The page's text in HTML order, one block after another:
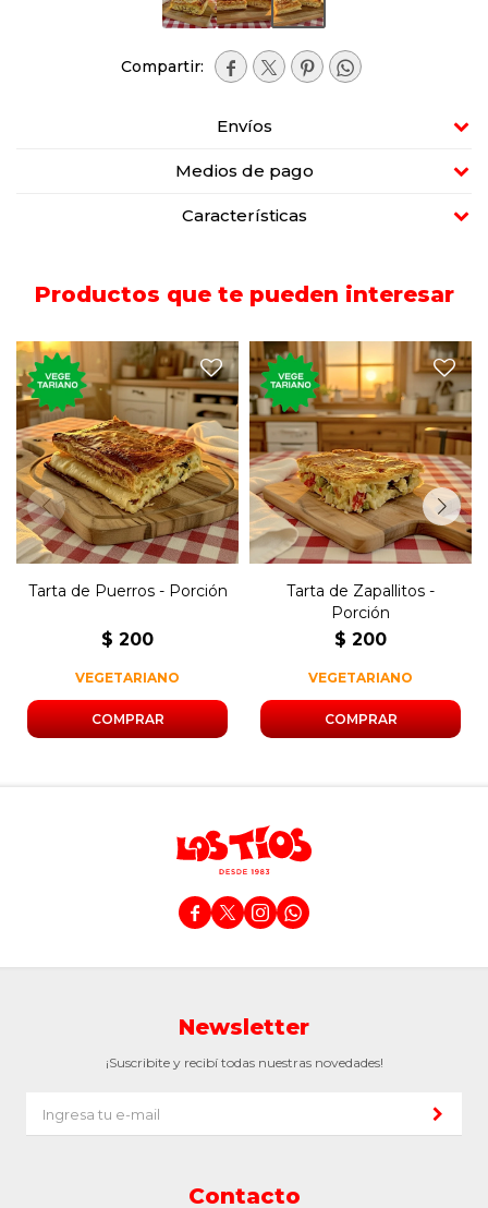
   
Envíos
Medios de pago
Características
Productos que te pueden interesar
Porción de tarta rellena de
puerro, cebolla y morrón.
Tarta de Puerros - Porción
$ 200
VEGETARIANO
Porción de tarta rellena con
zapallitos, cebolla y morrón.
Tarta de Zapallitos -
Porción
$ 200
VEGETARIANO
   
Contacto
Newsletter
¡Suscribite y recibí todas nuestras novedades!